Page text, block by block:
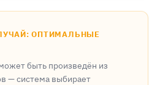
ОПТИМАЛЬНЫЕ
быть произведён из
— система выбирает